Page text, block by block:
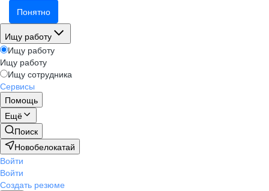
Понятно
Ищу работу
Ищу работу
Ищу работу
Ищу сотрудника
Сервисы
Помощь
Ещё
Поиск
Новобелокатай
Войти
Войти
Создать резюме